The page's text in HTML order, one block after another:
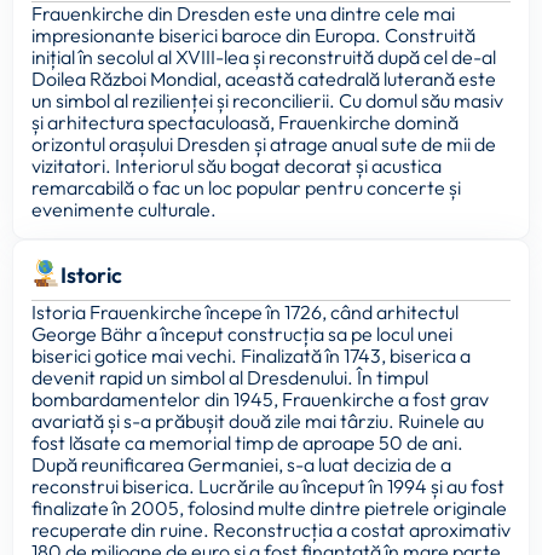
Frauenkirche din Dresden este una dintre cele mai
impresionante biserici baroce din Europa. Construită
inițial în secolul al XVIII-lea și reconstruită după cel de-al
Doilea Război Mondial, această catedrală luterană este
un simbol al rezilienței și reconcilierii. Cu domul său masiv
și arhitectura spectaculoasă, Frauenkirche domină
orizontul orașului Dresden și atrage anual sute de mii de
vizitatori. Interiorul său bogat decorat și acustica
remarcabilă o fac un loc popular pentru concerte și
evenimente culturale.
Istoric
Istoria Frauenkirche începe în 1726, când arhitectul
George Bähr a început construcția sa pe locul unei
biserici gotice mai vechi. Finalizată în 1743, biserica a
devenit rapid un simbol al Dresdenului. În timpul
bombardamentelor din 1945, Frauenkirche a fost grav
avariată și s-a prăbușit două zile mai târziu. Ruinele au
fost lăsate ca memorial timp de aproape 50 de ani.
După reunificarea Germaniei, s-a luat decizia de a
reconstrui biserica. Lucrările au început în 1994 și au fost
finalizate în 2005, folosind multe dintre pietrele originale
recuperate din ruine. Reconstrucția a costat aproximativ